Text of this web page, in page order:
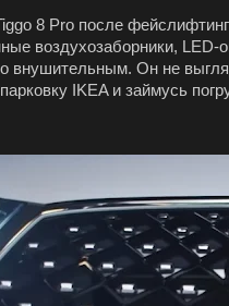
8 Pro после
воздухозаборники,
внушительным. Он не
IKEA и займусь